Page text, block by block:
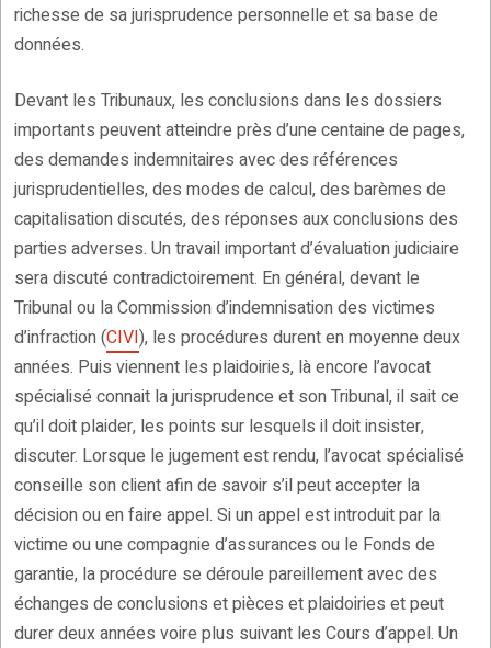
richesse de sa jurisprudence personnelle et sa base de
données.
Devant les Tribunaux, les conclusions dans les dossiers
importants peuvent atteindre près d’une centaine de pages,
des demandes indemnitaires avec des références
jurisprudentielles, des modes de calcul, des barèmes de
capitalisation discutés, des réponses aux conclusions des
parties adverses. Un travail important d’évaluation judiciaire
sera discuté contradictoirement. En général, devant le
Tribunal ou la Commission d’indemnisation des victimes
d’infraction (CIVI), les procédures durent en moyenne deux
années. Puis viennent les plaidoiries, là encore l’avocat
spécialisé connait la jurisprudence et son Tribunal, il sait ce
qu’il doit plaider, les points sur lesquels il doit insister,
discuter. Lorsque le jugement est rendu, l’avocat spécialisé
conseille son client afin de savoir s’il peut accepter la
décision ou en faire appel. Si un appel est introduit par la
victime ou une compagnie d’assurances ou le Fonds de
garantie, la procédure se déroule pareillement avec des
échanges de conclusions et pièces et plaidoiries et peut
durer deux années voire plus suivant les Cours d’appel. Un